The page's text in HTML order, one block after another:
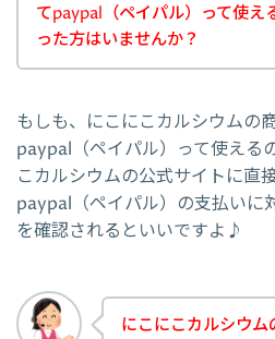
てpaypal（ペイパル）って使え
った方はいませんか？
もしも、にこにこカルシウムの
paypal（ペイパル）って使える
こカルシウムの公式サイトに直
paypal（ペイパル）の支払いに
を確認されるといいですよ♪
にこにこカルシウ